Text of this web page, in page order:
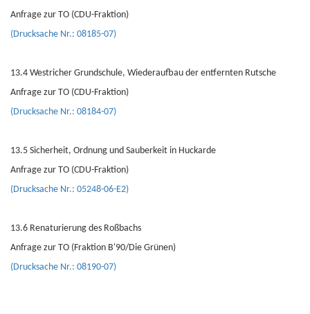
Anfrage zur TO (CDU-Fraktion)
(Drucksache Nr.: 08185-07)
13.4 Westricher Grundschule, Wiederaufbau der entfernten Rutsche
Anfrage zur TO (CDU-Fraktion)
(Drucksache Nr.: 08184-07)
13.5 Sicherheit, Ordnung und Sauberkeit in Huckarde
Anfrage zur TO (CDU-Fraktion)
(Drucksache Nr.: 05248-06-E2)
13.6 Renaturierung des Roßbachs
Anfrage zur TO (Fraktion B'90/Die Grünen)
(Drucksache Nr.: 08190-07)